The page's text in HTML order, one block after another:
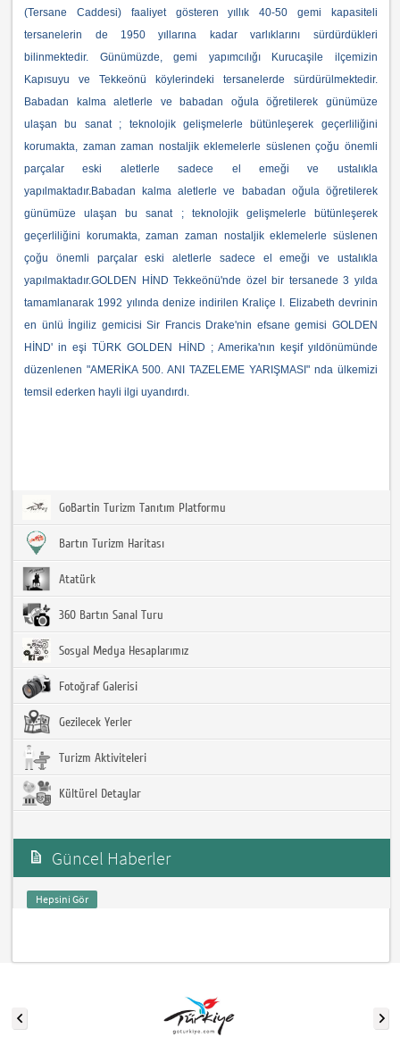
(Tersane Caddesi) faaliyet gösteren yıllık 40-50 gemi kapasiteli
tersanelerin de 1950 yıllarına kadar varlıklarını sürdürdükleri
bilinmektedir. Günümüzde, gemi yapımcılığıKurucaşile ilçemizin
Kapısuyu ve Tekkeönü köylerindeki tersanelerde sürdürülmektedir.
Babadan kalma aletlerle ve babadan oğula öğretilerek günümüze
ulaşan bu sanat ; teknolojik gelişmelerle bütünleşerek geçerliliğini
korumakta, zaman zaman nostaljik eklemelerle süslenen çoğu önemli
parçalar eski aletlerle sadece el emeği ve ustalıkla
yapılmaktadır.Babadan kalma aletlerle ve babadan oğula öğretilerek
günümüze ulaşan bu sanat ; teknolojik gelişmelerle bütünleşerek
geçerliliğini korumakta, zaman zaman nostaljik eklemelerle süslenen
çoğu önemli parçalar eski aletlerle sadece el emeği ve ustalıkla
yapılmaktadır.GOLDEN HİND Tekkeönü'nde özel bir tersanede 3 yılda
tamamlanarak 1992 yılında denize indirilen Kraliçe I. Elizabeth devrinin
en ünlü İngiliz gemicisi Sir Francis Drake'nin efsane gemisi GOLDEN
HİND' in eşi TÜRK GOLDEN HİND ; Amerika'nın keşif yıldönümünde
düzenlenen "AMERİKA 500. ANI TAZELEME YARIŞMASI" nda ülkemizi
temsil ederken hayli ilgi uyandırdı.
GoBartin Turizm Tanıtım Platformu
Bartın Turizm Haritası
Atatürk
360 Bartın Sanal Turu
Sosyal Medya Hesaplarımız
Fotoğraf Galerisi
Gezilecek Yerler
Turizm Aktiviteleri
Kültürel Detaylar
Güncel Haberler
Hepsini Gör